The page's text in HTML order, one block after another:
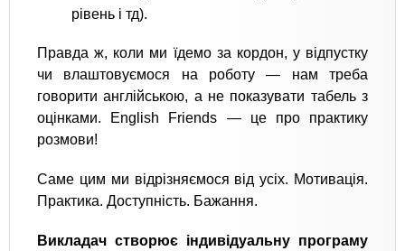
рівень і тд).
Правда ж, коли ми їдемо за кордон, у відпустку
чи влаштовуємося на роботу — нам треба
говорити англійською, а не показувати табель з
оцінками. English Friends — це про практику
розмови!
Саме цим ми відрізняємося від усіх. Мотивація.
Практика. Доступність. Бажання.
Викладач створює індивідуальну програму